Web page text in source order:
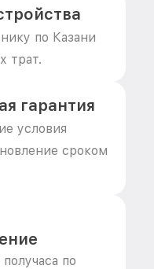
по Казани
трат.
гарантия
условия
сроком
по